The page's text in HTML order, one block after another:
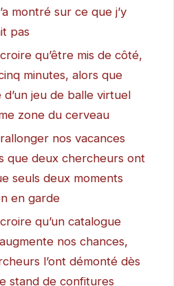
montré sur ce que j’y
pas
qu’être mis de côté,
minutes, alors que
jeu de balle virtuel
zone du cerveau
nos vacances
que deux chercheurs ont
seuls deux moments
en garde
qu’un catalogue
nos chances,
l’ont démonté dès
stand de confitures